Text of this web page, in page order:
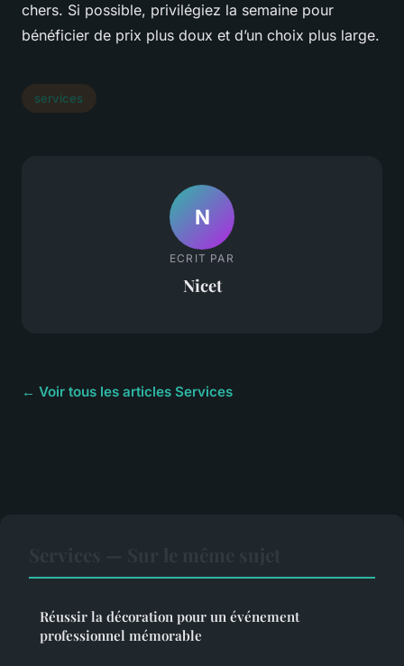
chers. Si possible, privilégiez la semaine pour
bénéficier de prix plus doux et d’un choix plus large.
services
N
ECRIT PAR
Nicet
← Voir tous les articles Services
Réussir la décoration pour un événement
professionnel mémorable